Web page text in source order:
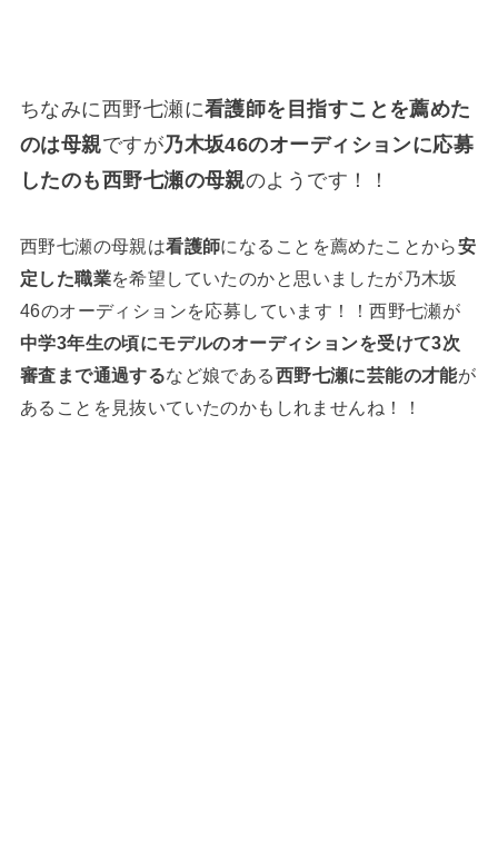
ちなみに西野七瀬に看護師を目指すことを薦めた
のは母親ですが乃木坂46のオーディションに応募
したのも西野七瀬の母親のようです！！
西野七瀬の母親は看護師になることを薦めたことから安
定した職業を希望していたのかと思いましたが乃木坂
46のオーディションを応募しています！！西野七瀬が
中学3年生の頃にモデルのオーディションを受けて3次
審査まで通過するなど娘である西野七瀬に芸能の才能が
あることを見抜いていたのかもしれませんね！！